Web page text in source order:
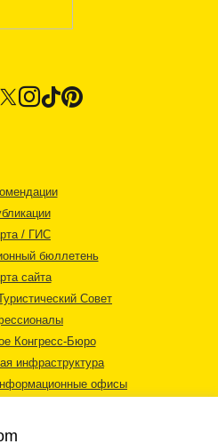
/ ГИС
бюллетень
сайта
Совет
Конгресс-Бюро
инфраструктура
офисы